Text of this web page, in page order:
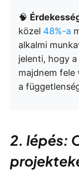
🧠
közel 48%-a
alkalmi
jelenti, hogy
majdnem fele
a
2. lépés: